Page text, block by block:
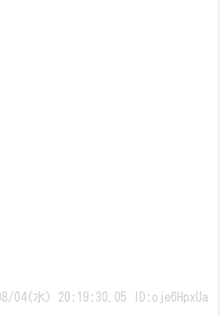
04(水) 20:19:30.05 ID:oje6HpxUa